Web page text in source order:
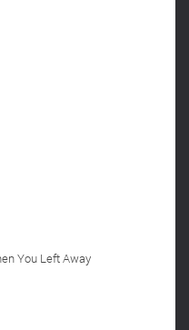
You Left Away